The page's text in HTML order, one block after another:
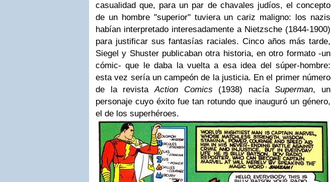
casualidad que, para un par de chavales judíos, el concepto
de un hombre "superior" tuviera un cariz maligno: los nazis
habían interpretado interesadamente a Nietzsche (1844-1900)
para justificar sus fantasías raciales. Cinco años más tarde,
Siegel y Shuster publicaban otra historia, en otro formato -un
cómic- que le daba la vuelta a esa idea del súper-hombre:
esta vez sería un campeón de la justicia. En el primer número
de la revistaAction Comics (1938) nacíaSuperman, un
personaje cuyo éxito fue tan rotundo que inauguró un género,
el de los superhéroes.